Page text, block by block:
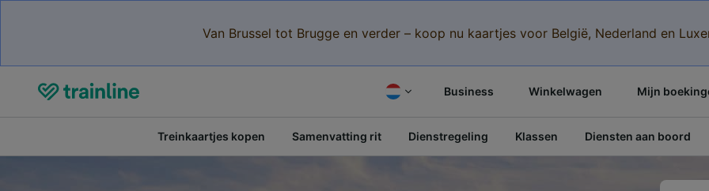
Van Brussel tot Brugge en verder – koop nu kaartjes voor België, Nederland en
Business Winkelwagen Mijn
Treinkaartjes kopen Samenvatting rit Dienstregeling Klassen Diensten aan boord